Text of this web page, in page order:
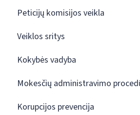
Peticijų komisijos veikla
Veiklos sritys
Kokybės vadyba
Mokesčių administravimo
Korupcijos prevencija